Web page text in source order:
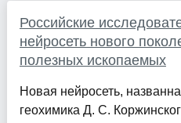
Российские
нейросеть нового
полезных ископаемых
Новая нейросеть,
геохимика Д. С.